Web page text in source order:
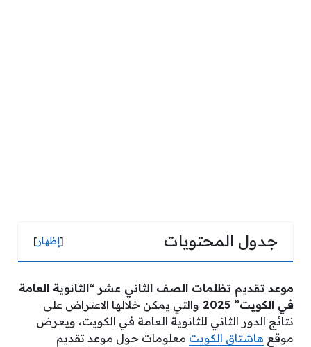
جدول المحتويات [إظهار]
موعد تقديم تظلمات الصف الثاني عشر “الثانوية العامة
في الكويت” 2025
والتي يمكن خلالها الاعتراض على
نتائج الدور الثاني للثانوية العامة في الكويت، ويعرض
موقع هاشتاق الكويت معلومات حول موعد تقديم